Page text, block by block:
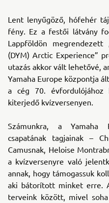
Lent lenyűgöző, hófehér
fény. Ez a festői látvány
Lappföldön megrendezett
(DYM) Arctic Experience”
utazás akkor vált lehetővé,
Yamaha Europe központja
a cég 70. évfordulójához
kiterjedő kvízversenyen.
Számunkra, a Yamaha
csapatának tagjainak –
Camusnak, Heloise
a kvízversenyre való
annak, hogy támogassuk
aki bátorított minket erre.
terveink között, mivel